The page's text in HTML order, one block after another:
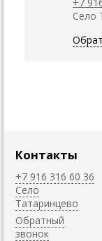
+7
Село
Контакты
+7 916 316 60 36
Село
Татаринцево
Обратный
звонок